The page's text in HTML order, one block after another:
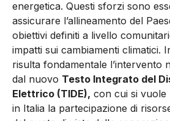
energetica. Questi sforzi sono
assicurare l’allineamento del
obiettivi definiti a livello
impatti sui cambiamenti climatici.
risulta fondamentale l’intervento
dal nuovo Testo Integrato del
Elettrico (TIDE), con cui si
in Italia la partecipazione di